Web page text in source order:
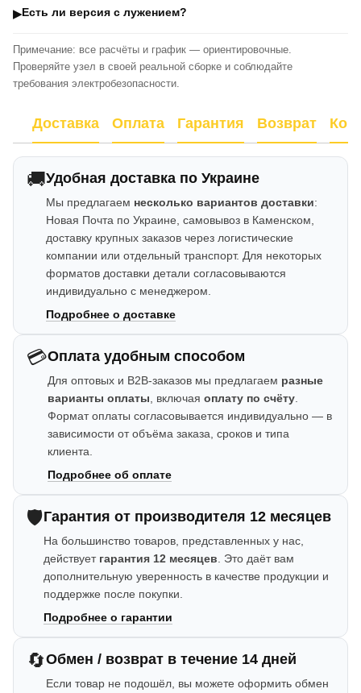
▶Есть ли версия с лужением?
Примечание: все расчёты и график — ориентировочные.
Проверяйте узел в своей реальной сборке и соблюдайте
требования электробезопасности.
Доставка Оплата Гарантия Возврат
🚚Удобная доставка по Украине
Мы предлагаем несколько вариантов доставки:
Новая Почта по Украине, самовывоз в Каменском,
доставку крупных заказов через логистические
компании или отдельный транспорт. Для некоторых
форматов доставки детали согласовываются
индивидуально с менеджером.
Подробнее о доставке
💳Оплата удобным способом
Для оптовых и B2B-заказов мы предлагаем разные
варианты оплаты , включая оплату по счёту
Формат оплаты согласовывается индивидуально — в
зависимости от объёма заказа, сроков и типа
клиента.
Подробнее об оплате
🛡️Гарантия от производителя 12 месяцев
На большинство товаров, представленных у нас,
действует гарантия 12 месяцев . Это даёт вам
дополнительную уверенность в качестве продукции и
поддержке после покупки.
Подробнее о гарантии
🔄Обмен / возврат в течение 14 дней
Если товар не подошёл, вы можете оформить обмен